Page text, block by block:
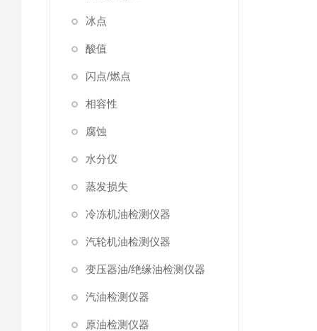
冰点
酸值
闪点/燃点
相容性
腐蚀
水分仪
蒸发损失
冷冻机油检测仪器
汽轮机油检测仪器
变压器油/绝缘油检测仪器
汽油检测仪器
原油检测仪器